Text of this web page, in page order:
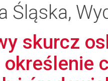
Śląska,
skurcz